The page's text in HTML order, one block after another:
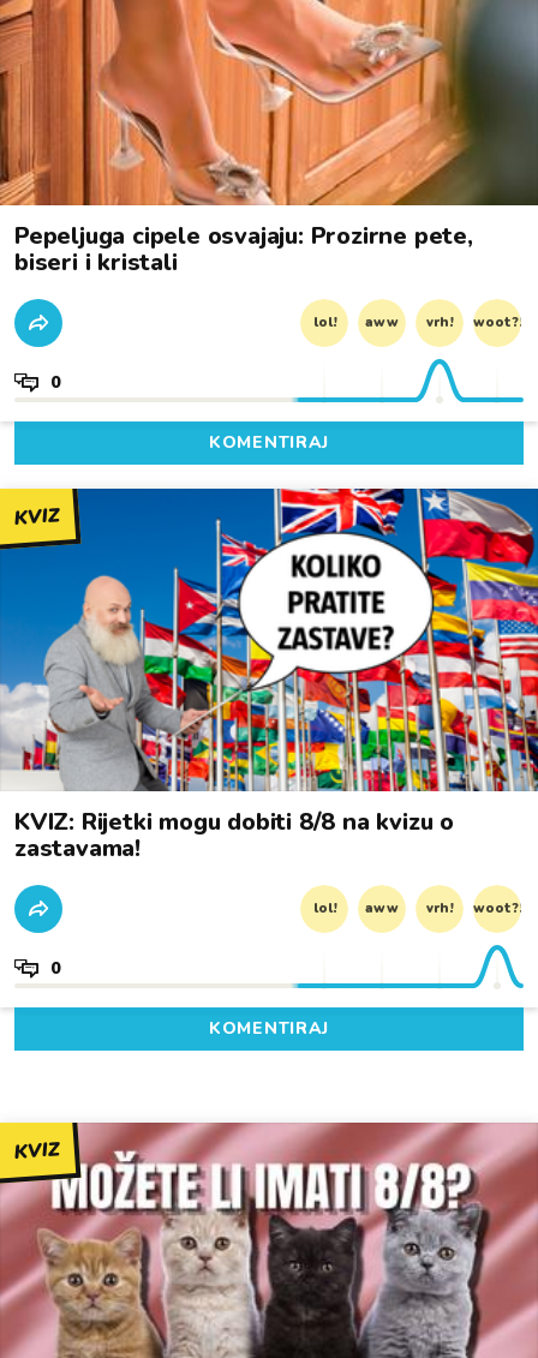
Pepeljuga cipele osvajaju: Prozirne pete,
biseri i kristali
lol! aww vrh! woot?!
0
KOMENTIRAJ
KVIZ
KVIZ: Rijetki mogu dobiti 8/8 na kvizu o
zastavama!
lol! aww vrh! woot?!
0
KOMENTIRAJ
KVIZ